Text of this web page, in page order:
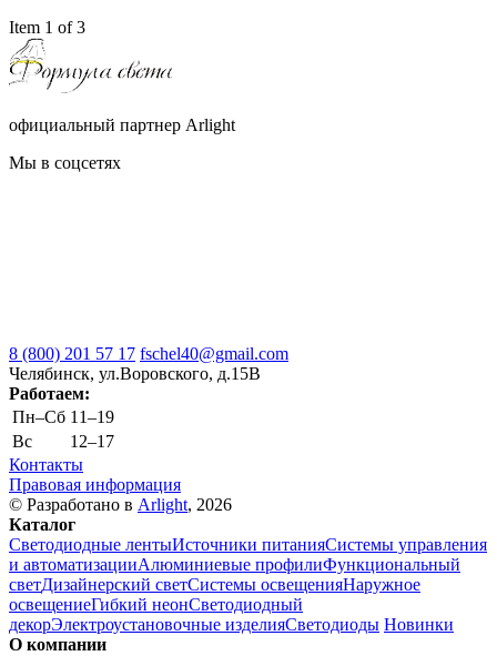
Item 1 of 3
официальный партнер Arlight
Мы в соцсетях
8 (800) 201 57 17 fschel40@gmail.com
Челябинск, ул.Воровского, д.15В
Работаем:
Пн–Cб 11–19
Вс
12–17
Контакты
Правовая информация
© Разработано в Arlight, 2026
Каталог
Светодиодные лентыИсточники питанияСистемы управления
и автоматизацииАлюминиевые профилиФункциональный
светДизайнерский светСистемы освещенияНаружное
освещениеГибкий неонСветодиодный
декорЭлектроустановочные изделияСветодиоды Новинки
О компании